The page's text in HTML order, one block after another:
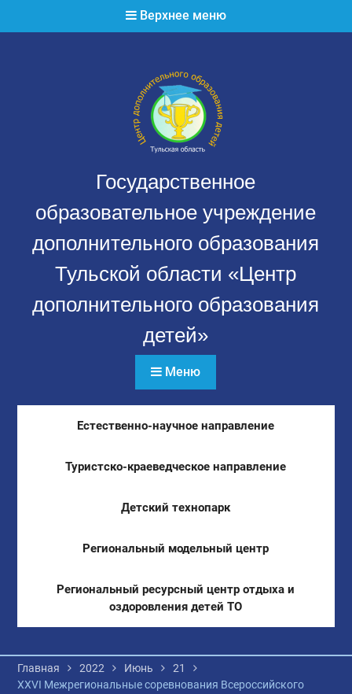
Верхнее меню
Государственное
образовательное учреждение
дополнительного образования
Тульской области «Центр
дополнительного образования
детей»
Меню
Естественно-научное направление
Туристско-краеведческое направление
Детский технопарк
Региональный модельный центр
Региональный ресурсный центр отдыха и
оздоровления детей ТО
Главная 2022 Июнь
21
XХVI Межрегиональные соревнования Всероссийского